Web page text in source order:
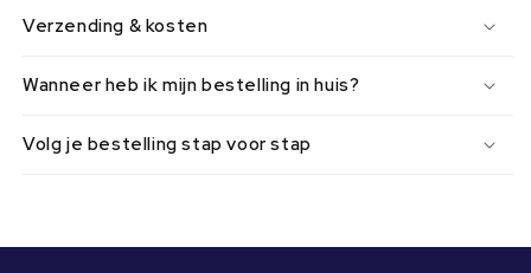
Verzending & kosten
Wanneer heb ik mijn bestelling in huis?
Volg je bestelling stap voor stap